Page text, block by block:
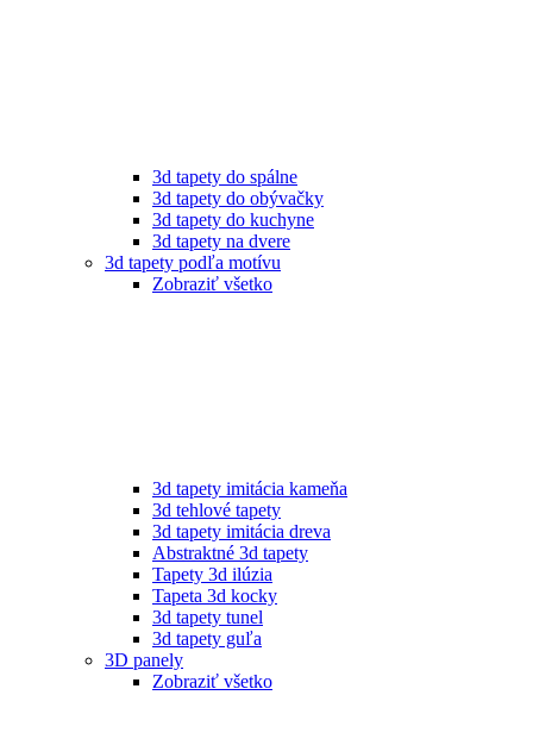
3d tapety do spálne
3d tapety do obývačky
3d tapety do kuchyne
3d tapety na dvere
3d tapety podľa motívu
Zobraziť všetko
3d tapety imitácia kameňa
3d tehlové tapety
3d tapety imitácia dreva
Abstraktné 3d tapety
Tapety 3d ilúzia
Tapeta 3d kocky
3d tapety tunel
3d tapety guľa
3D panely
Zobraziť všetko